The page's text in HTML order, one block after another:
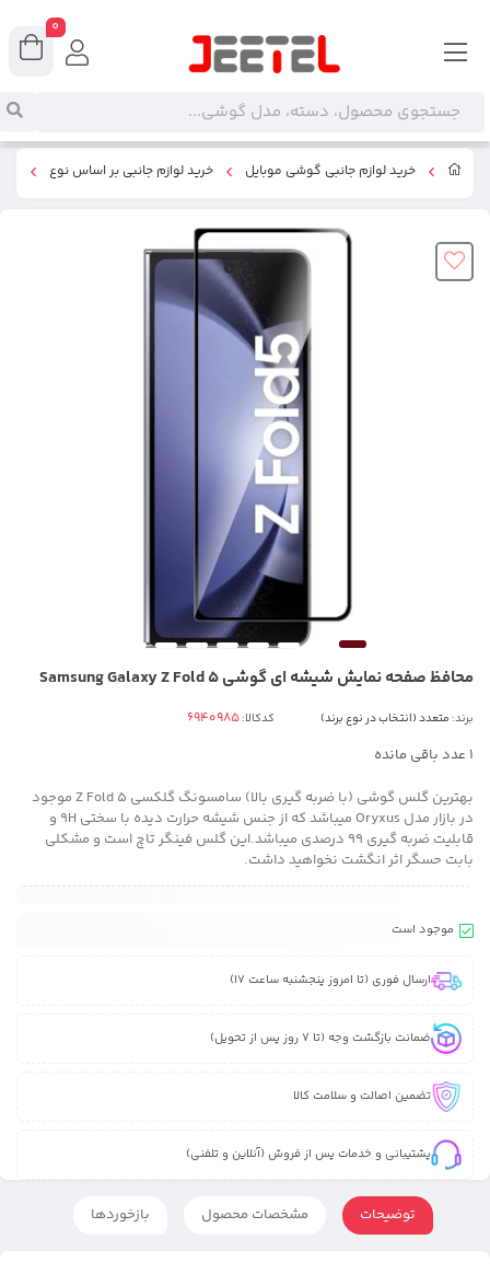
خرید لوازم جانبی گوشی موبایل خرید لوازم جانبی بر اساس نوع
محافظ صفحه نمایش شیشه ای گوشی Samsung Galaxy Z Fold 5
برند: متعدد (انتخاب در نوع برند) کدکالا:
1 عدد باقی مانده
بهترین گلس گوشی (با ضربه گیری بالا) سامسونگ گلکسی Z Fold 5 موجود
در بازار مدل Oryxus میباشد که از جنس شیشه حرارت دیده با سختی 9H و
قابلیت ضربه گیری 99 درصدی میباشد.این گلس فینگر تاچ است و مشکلی
بابت حسگر اثر انگشت نخواهید داشت.
موجود است
ارسال فوری (تا امروز پنجشنبه ساعت 17)
ضمانت بازگشت وجه (تا 7 روز پس از تحویل)
تضمین اصالت و سلامت کالا
پشتیبانی و خدمات پس از فروش (آنلاین و تلفنی)
توضیحات مشخصات محصول بازخوردها
0